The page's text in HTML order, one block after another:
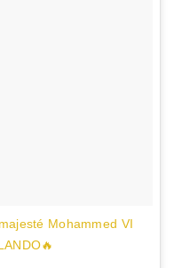
Mohammed VI